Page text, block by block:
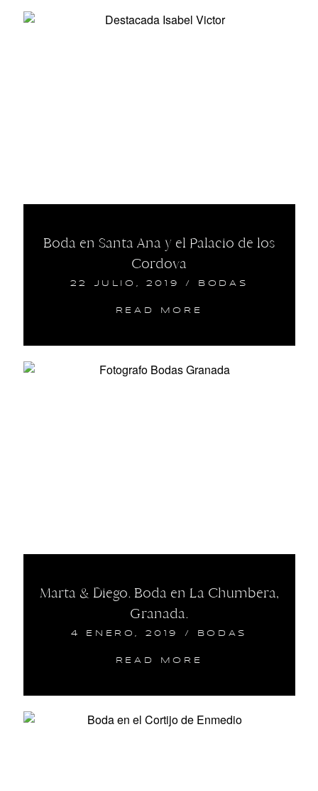
Boda en Santa Ana y el Palacio de los
Cordova
22 JULIO, 2019 / BODAS
READ MORE
Marta & Diego. Boda en La Chumbera,
Granada.
4 ENERO, 2019 / BODAS
READ MORE